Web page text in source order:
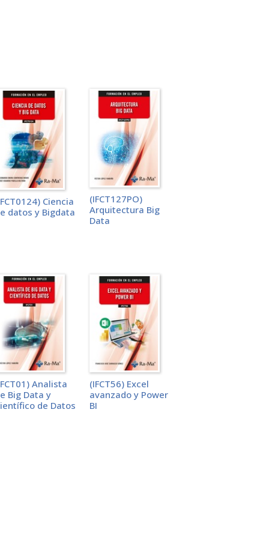
Ciencia
datos y Bigdata
(IFCT127PO)
Arquitectura Big
Data
Analista
Big Data y
de Datos
(IFCT56) Excel
avanzado y Power
BI